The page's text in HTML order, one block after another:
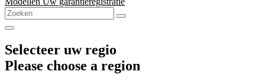
Selecteer uw regio
Please choose a region